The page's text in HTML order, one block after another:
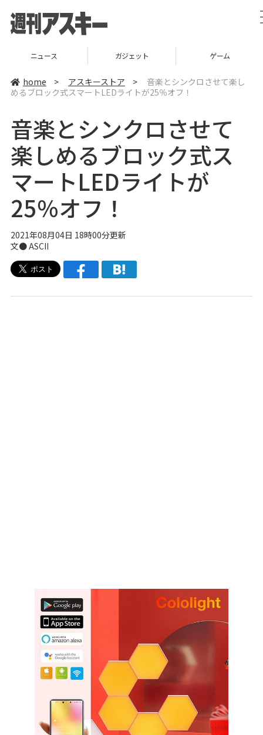
ニュース ガジェット ゲーム
home > アスキーストア >
音楽とシンクロさせて楽し
めるブロック式スマートLEDライトが25％オフ！
音楽とシンクロさせて
楽しめるブロック式ス
マートLEDライトが
25％オフ！
2021年08月04日 18時00分更新
文● ASCII